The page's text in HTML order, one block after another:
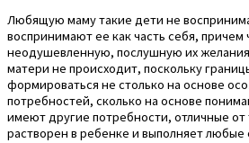
Любящую маму такие дети не
воспринимают ее как часть себя,
неодушевленную, послушную их
матери не происходит, поскольку
формироваться не столько на основе
потребностей, сколько на основе
имеют другие потребности, отличные от
растворен в ребенке и выполняет любые